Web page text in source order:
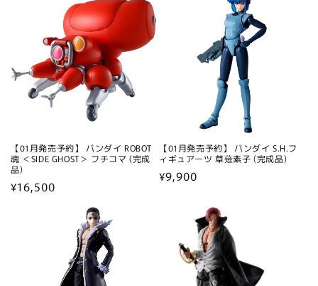
【01月発売予約】 バンダイ ROBOT
魂 ＜SIDE GHOST＞ フチコマ (完成
品)
通
¥16,500
【01月発売予約】 バンダイ S.H.フ
ィギュアーツ 草薙素子 (完成品)
通
¥9,900